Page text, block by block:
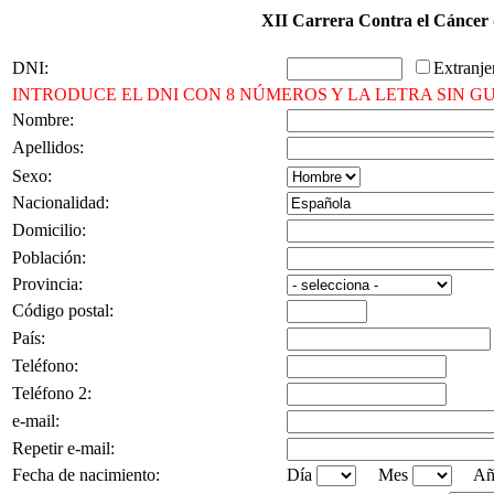
XII Carrera Contra el Cáncer
DNI:
INTRODUCE EL DNI CON 8 NÚMEROS Y LA LETRA SIN
Nombre:
Apellidos:
Sexo:
Nacionalidad:
Domicilio:
Población:
Provincia:
Código postal:
País:
Teléfono:
Teléfono 2:
e-mail:
Repetir e-mail:
Fecha de nacimiento:
Día Mes